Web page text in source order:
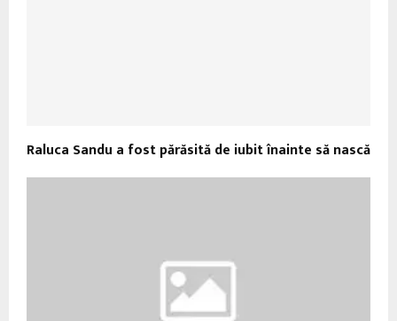
Raluca Sandu a fost părăsită de iubit înainte să nască